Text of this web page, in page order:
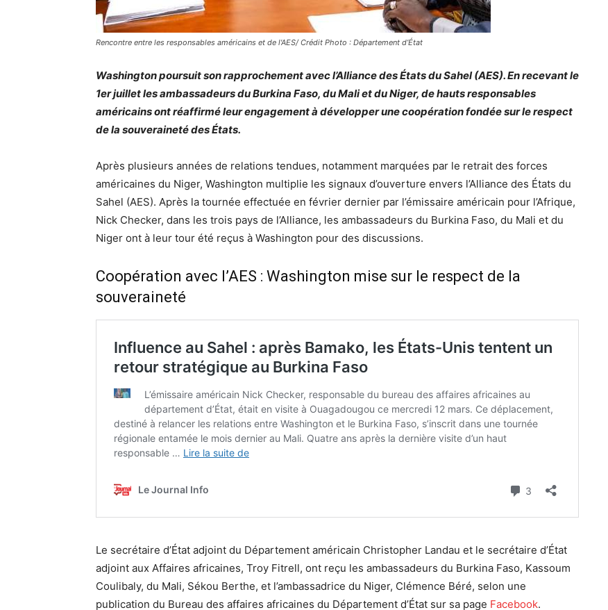
Rencontre entre les responsables américains et de l'AES/ Crédit Photo : Département d’État
Washington poursuit son rapprochement avec l’Alliance des États du Sahel (AES). En recevant le
1er juillet les ambassadeurs du Burkina Faso, du Mali et du Niger, de hauts responsables
américains ont réaffirmé leur engagement à développer une coopération fondée sur le respect
de la souveraineté des États.
Après plusieurs années de relations tendues, notamment marquées par le retrait des forces
américaines du Niger, Washington multiplie les signaux d’ouverture envers l’Alliance des États du
Sahel (AES). Après la tournée effectuée en février dernier par l’émissaire américain pour l’Afrique,
Nick Checker, dans les trois pays de l’Alliance, les ambassadeurs du Burkina Faso, du Mali et du
Niger ont à leur tour été reçus à Washington pour des discussions.
Coopération avec l’AES : Washington mise sur le respect de la
souveraineté
Le secrétaire d’État adjoint du Département américain Christopher Landau et le secrétaire d’État
adjoint aux Affaires africaines, Troy Fitrell, ont reçu les ambassadeurs du Burkina Faso, Kassoum
Coulibaly, du Mali, Sékou Berthe, et l’ambassadrice du Niger, Clémence Béré, selon une
publication du Bureau des affaires africaines du Département d’État sur sa page Facebook.